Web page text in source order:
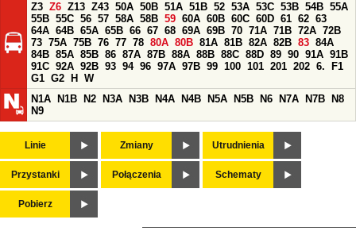
Z3 Z6 Z13 Z43 50A 50B 51A 51B 52 53A 53C 53B 54B 55A
55B 55C 56 57 58A 58B 59 60A 60B 60C 60D 61 62 63
64A 64B 65A 65B 66 67 68 69A 69B 70 71A 71B 72A 72B
73 75A 75B 76 77 78 80A 80B 81A 81B 82A 82B 83 84A
84B 85A 85B 86 87A 87B 88A 88B 88C 88D 89 90 91A 91B
91C 92A 92B 93 94 96 97A 97B 99 100 101 201 202 6.
F1
G1 G2 H
W
N1A
N1B N2 N3A N3B N4A N4B N5A N5B N6 N7A N7B
N8
N9
Linie Zmiany Utrudnienia
Przystanki Połączenia Schematy
Pobierz